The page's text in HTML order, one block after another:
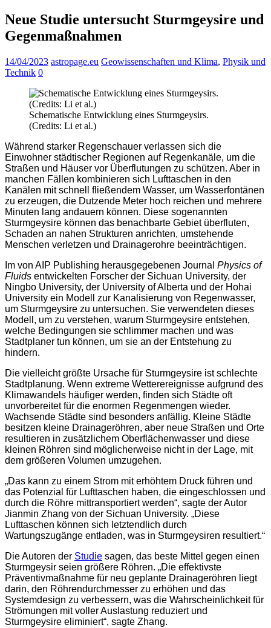
Neue Studie untersucht Sturmgeysire und
Gegenmaßnahmen
14/04/2023 astropage.eu Geowissenschaften und Klima, Physik und
Technik 0
Schematische Entwicklung eines Sturmgeysirs.
(Credits: Li et al.)
Während starker Regenschauer verlassen sich die
Einwohner städtischer Regionen auf Regenkanäle, um die
Straßen und Häuser vor Überflutungen zu schützen. Aber in
manchen Fällen kombinieren sich Lufttaschen in den
Kanälen mit schnell fließendem Wasser, um Wasserfontänen
zu erzeugen, die Dutzende Meter hoch reichen und mehrere
Minuten lang andauern können. Diese sogenannten
Sturmgeysire können das benachbarte Gebiet überfluten,
Schaden an nahen Strukturen anrichten, umstehende
Menschen verletzen und Drainagerohre beeinträchtigen.
Im von AIP Publishing herausgegebenen Journal Physics of
Fluids entwickelten Forscher der Sichuan University, der
Ningbo University, der University of Alberta und der Hohai
University ein Modell zur Kanalisierung von Regenwasser,
um Sturmgeysire zu untersuchen. Sie verwendeten dieses
Modell, um zu verstehen, warum Sturmgeysire entstehen,
welche Bedingungen sie schlimmer machen und was
Stadtplaner tun können, um sie an der Entstehung zu
hindern.
Die vielleicht größte Ursache für Sturmgeysire ist schlechte
Stadtplanung. Wenn extreme Wetterereignisse aufgrund des
Klimawandels häufiger werden, finden sich Städte oft
unvorbereitet für die enormen Regenmengen wieder.
Wachsende Städte sind besonders anfällig. Kleine Städte
besitzen kleine Drainageröhren, aber neue Straßen und Orte
resultieren in zusätzlichem Oberflächenwasser und diese
kleinen Röhren sind möglicherweise nicht in der Lage, mit
dem größeren Volumen umzugehen.
„Das kann zu einem Strom mit erhöhtem Druck führen und
das Potenzial für Lufttaschen haben, die eingeschlossen und
durch die Röhre mittransportiert werden“, sagte der Autor
Jianmin Zhang von der Sichuan University. „Diese
Lufttaschen können sich letztendlich durch
Wartungszugänge entladen, was in Sturmgeysiren resultiert.“
Die Autoren der Studie sagen, das beste Mittel gegen einen
Sturmgeysir seien größere Röhren. „Die effektivste
Präventivmaßnahme für neu geplante Drainageröhren liegt
darin, den Röhrendurchmesser zu erhöhen und das
Systemdesign zu verbessern, was die Wahrscheinlichkeit für
Strömungen mit voller Auslastung reduziert und
Sturmgeysire eliminiert“, sagte Zhang.